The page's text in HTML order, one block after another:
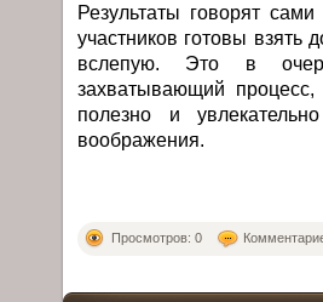
Результаты говорят
участников готовы взять
вслепую. Это в
захватывающий
полезно и
воображения.
Просмотров: 0